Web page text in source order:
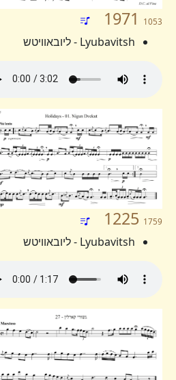
1971 1053
Lyubavitsh - ליובאוויטש
1225 1759
Lyubavitsh - ליובאוויטש